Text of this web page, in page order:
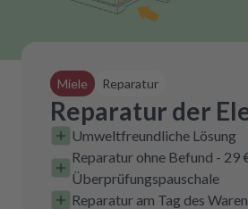
Miele Reparatur
Reparatur der
Umweltfreundliche Lösung
Reparatur ohne Befund - 29
Überprüfungspauschale
Reparatur am Tag des